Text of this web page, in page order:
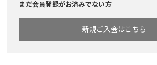
まだ会員登録がお済みでない方
新規ご入会はこちら